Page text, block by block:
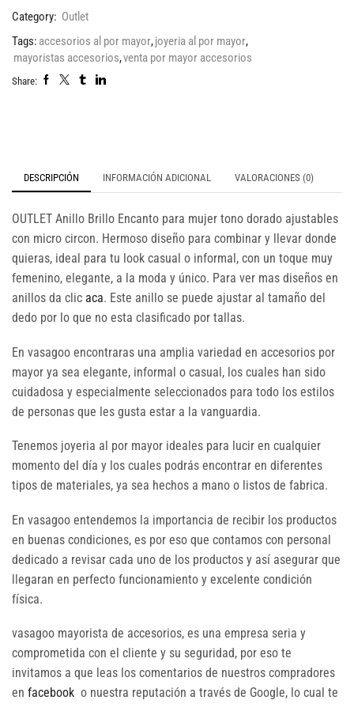
Category: Outlet
Tags: accesorios al por mayor,joyeria al por mayor,
mayoristas accesorios,venta por mayor accesorios
Share:
DESCRIPCIÓN INFORMACIÓN ADICIONAL VALORACIONES (0)
OUTLET Anillo Brillo Encanto para mujer tono dorado ajustables
con micro circon. Hermoso diseño para combinar y llevar donde
quieras, ideal para tu look casual o informal, con un toque muy
femenino, elegante, a la moda y único. Para ver mas diseños en
anillos da clic aca. Este anillo se puede ajustar al tamaño del
dedo por lo que no esta clasificado por tallas.
En vasagoo encontraras una amplia variedad en accesorios por
mayor ya sea elegante, informal o casual, los cuales han sido
cuidadosa y especialmente seleccionados para todo los estilos
de personas que les gusta estar a la vanguardia.
Tenemos joyeria al por mayor ideales para lucir en cualquier
momento del día y los cuales podrás encontrar en diferentes
tipos de materiales, ya sea hechos a mano o listos de fabrica.
En vasagoo entendemos la importancia de recibir los productos
en buenas condiciones, es por eso que contamos con personal
dedicado a revisar cada uno de los productos y así asegurar que
llegaran en perfecto funcionamiento y excelente condición
física.
vasagoo mayorista de accesorios, es una empresa seria y
comprometida con el cliente y su seguridad, por eso te
invitamos a que leas los comentarios de nuestros compradores
en facebook o nuestra reputación a través de Google, lo cual te